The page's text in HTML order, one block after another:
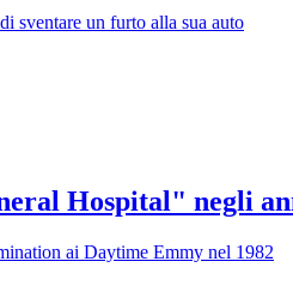
sventare un furto alla sua auto
Hospital" negli
ai Daytime Emmy nel 1982